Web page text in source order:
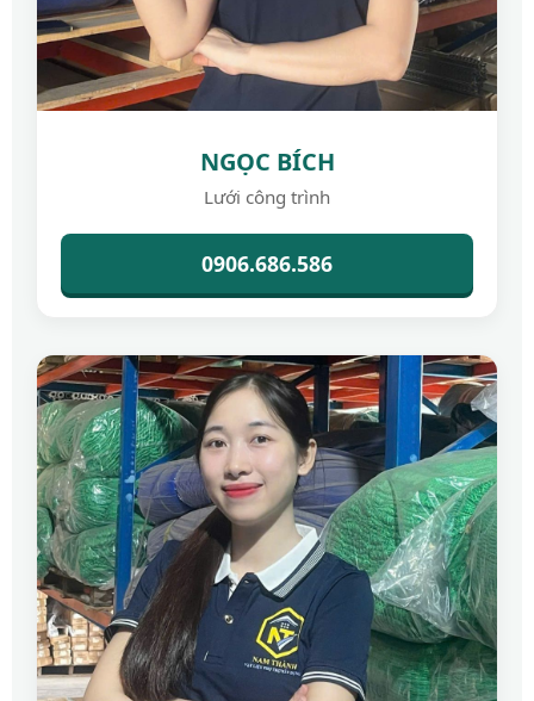
NGỌC BÍCH
Lưới công trình
0906.686.586